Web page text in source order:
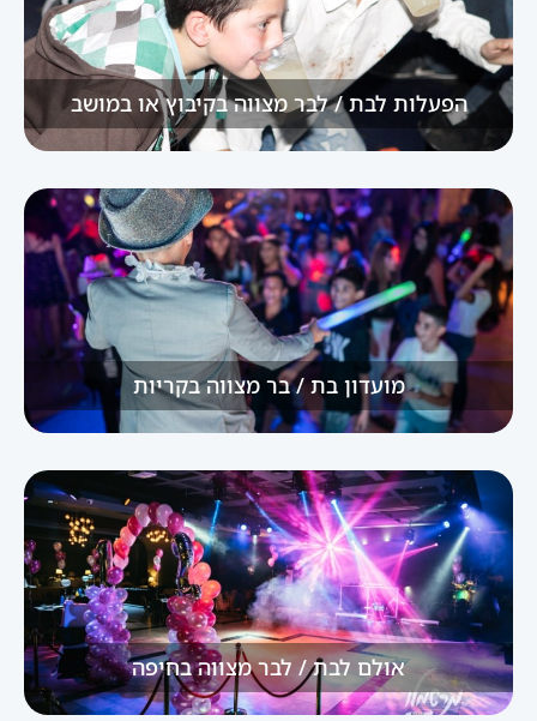
הפעלות לבת / לבר מצווה בקיבוץ או במושב
מועדון בת / בר מצווה בקריות
אולם לבת / לבר מצווה בחיפה